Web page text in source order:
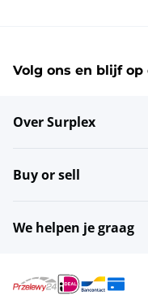
Volg ons en blijf op
Over Surplex
Buy or sell
We helpen je graag